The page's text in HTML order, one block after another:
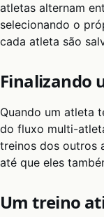
atletas alternam
selecionando o
cada atleta são
Finalizando
Quando um atleta
do fluxo multi-
treinos dos outros
até que eles
Um treino